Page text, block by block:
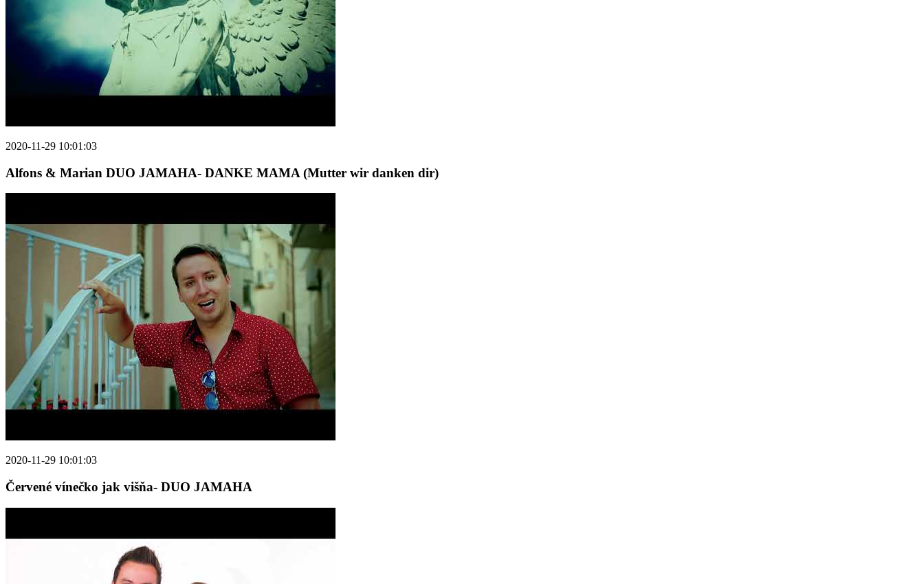
2020-11-29 10:01:03
Alfons & Marian DUO JAMAHA- DANKE MAMA (Mutter wir danken dir)
2020-11-29 10:01:03
Červené vínečko jak višňa- DUO JAMAHA